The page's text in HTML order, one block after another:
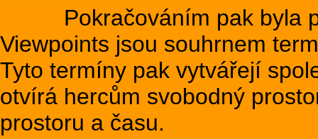
Pokračováním pak byla
Viewpoints jsou souhrnem
Tyto termíny pak vytvářejí
otvírá hercům svobodný
prostoru a času.